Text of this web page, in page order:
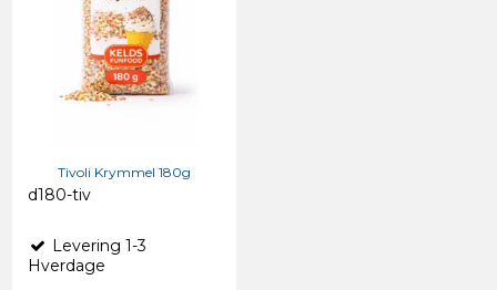
Tivoli Krymmel 180g
d180-tiv
Levering 1-3
Hverdage